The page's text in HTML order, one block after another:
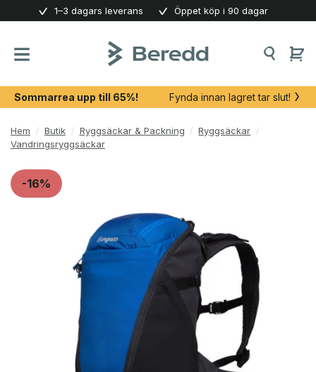
content
1–3 dagars leverans Öppet köp i 90 dagar
Sommarrea upp till 65%! Fynda innan lagret tar slut!
Hem / Butik / Ryggsäckar & Packning / Ryggsäckar /
Vandringsryggsäckar
-16%